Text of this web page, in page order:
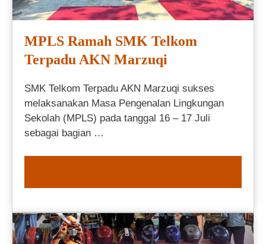
MPLS Ramah SMK Telkom
Terpadu AKN Marzuqi
SMK Telkom Terpadu AKN Marzuqi sukses
melaksanakan Masa Pengenalan Lingkungan
Sekolah (MPLS) pada tanggal 16 – 17 Juli
sebagai bagian …